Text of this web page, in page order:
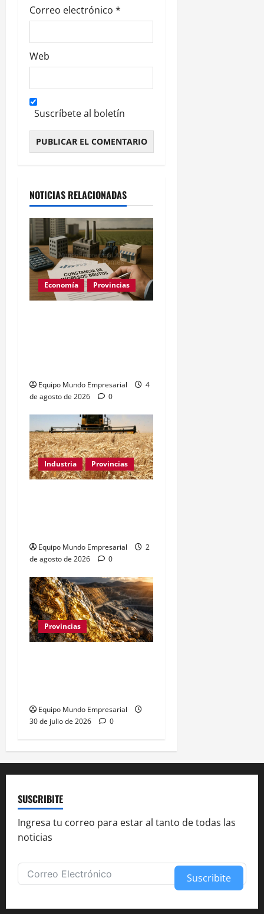
Correo electrónico *
Web
Suscríbete al boletín
NOTICIAS RELACIONADAS
Economía Provincias
Equipo Mundo Empresarial
4
de agosto de 2026
0
Industria Provincias
Equipo Mundo Empresarial
2
de agosto de 2026
0
Provincias
Equipo Mundo Empresarial
30 de julio de 2026
0
SUSCRIBITE
Ingresa tu correo para estar al tanto de todas las
noticias
Suscribite